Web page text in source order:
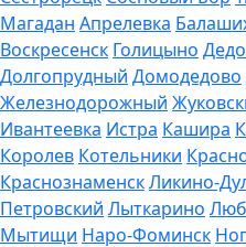
Магадан Апрелевка
Воскресенск Голицыно
Долгопрудный Домодедово
Железнодорожный
Ивантеевка Истра Кашира
Королев Котельники
КраснознаменскЛикино-
Петровский Лыткарино
Мытищи Наро-Фоминск